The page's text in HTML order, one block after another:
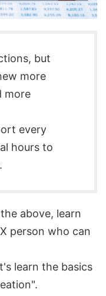
but
more
more
every
hours to
above, learn
person who can
learn the basics